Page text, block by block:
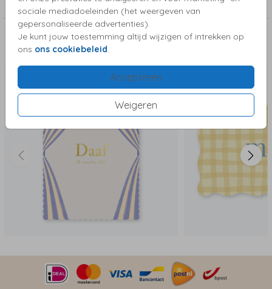
sociale mediadoeleinden (het weergeven van
gepersonaliseerde advertenties).
Je kunt jouw toestemming altijd wijzigen of intrekken op
ons ons cookiebeleid.
Accepteren
Weigeren
Deze kaartjes vind je misschien ook leuk